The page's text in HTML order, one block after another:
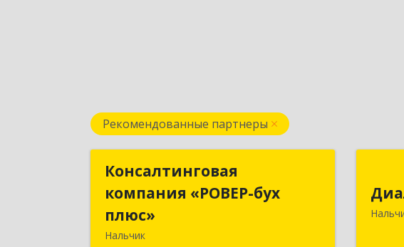
Рекомендованные партнеры
Консалтинговая
компания «РОВЕР-бух
плюс»
Нальчик
Консалтинговая
компания «РОВЕР-бух